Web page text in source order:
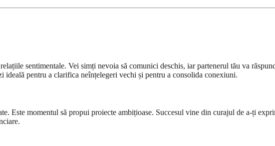
sentimentale. Vei simți nevoia să comunici deschis, iar partenerul tău va
ideală pentru a clarifica neînțelegeri vechi și pentru a consolida conexiuni.
Este momentul să propui proiecte ambițioase. Succesul vine din curajul de a-ți